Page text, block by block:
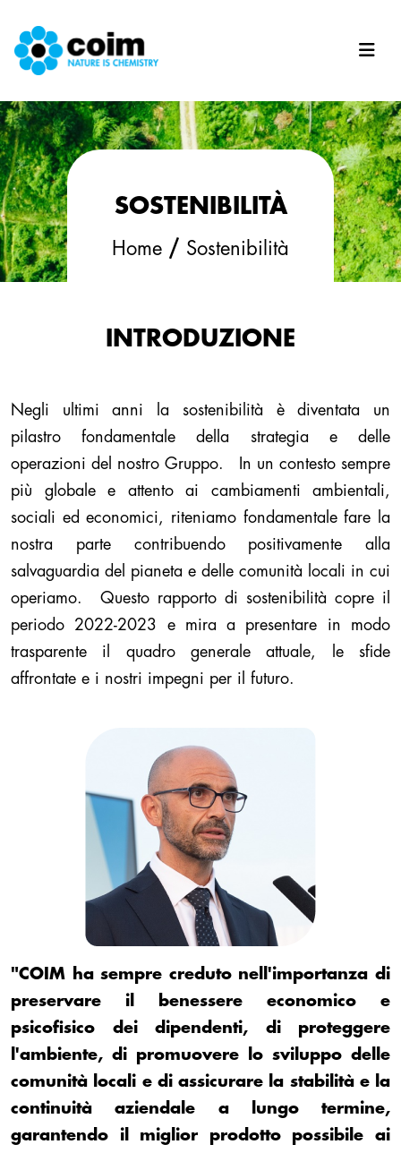
Salta al contenuto principale
SOSTENIBILITÀ
Home / Sostenibilità
INTRODUZIONE
Negli ultimi anni la sostenibilità è diventata un
pilastro fondamentale della strategia e delle
operazioni del nostro Gruppo. In un contesto sempre
più globale e attento ai cambiamenti ambientali,
sociali ed economici, riteniamo fondamentale fare la
nostra parte contribuendo positivamente alla
salvaguardia del pianeta e delle comunità locali in cui
operiamo. Questo rapporto di sostenibilità copre il
periodo 2022-2023 e mira a presentare in modo
trasparente il quadro generale attuale, le sfide
affrontate e i nostri impegni per il futuro.
"COIM ha sempre creduto nell'importanza di
preservare il benessere economico e
psicofisico dei dipendenti, di proteggere
l'ambiente, di promuovere lo sviluppo delle
comunità locali e di assicurare la stabilità e la
continuità aziendale a lungo termine,
garantendo il miglior prodotto possibile ai